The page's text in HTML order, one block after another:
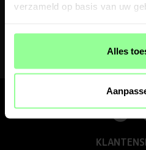
verzameld op basis van uw
Alles
Ontvang 10% korting
Door je te abonneren ga je